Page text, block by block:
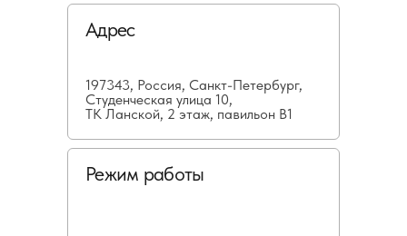
Адрес
197343, Россия, Санкт-Петербург,
Студенческая улица 10,
ТК Ланской, 2 этаж, павильон В1
Режим работы